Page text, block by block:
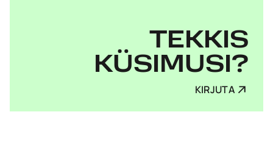
TEKKIS
KÜSIMUSI?
KIRJUTA